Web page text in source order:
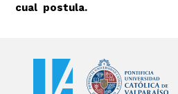
cual postula.